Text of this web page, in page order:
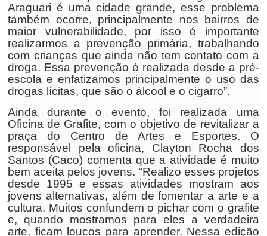
Araguari é uma cidade grande, esse problema
também ocorre, principalmente nos bairros de
maior vulnerabilidade, por isso é importante
realizarmos a prevenção primária, trabalhando
com crianças que ainda não tem contato com a
droga. Essa prevenção é realizada desde a pré-
escola e enfatizamos principalmente o uso das
drogas lícitas, que são o álcool e o cigarro”.
Ainda durante o evento, foi realizada uma
Oficina de Grafite, com o objetivo de revitalizar a
praça do Centro de Artes e Esportes. O
responsável pela oficina, Clayton Rocha dos
Santos (Caco) comenta que a atividade é muito
bem aceita pelos jovens. “Realizo esses projetos
desde 1995 e essas atividades mostram aos
jovens alternativas, além de fomentar a arte e a
cultura. Muitos confundem o pichar com o grafite
e, quando mostramos para eles a verdadeira
arte, ficam loucos para aprender. Nessa edição